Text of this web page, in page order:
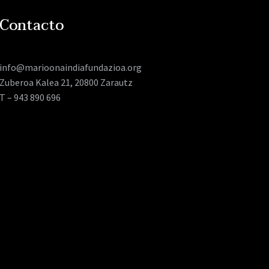
Contacto
info@marioonaindiafundazioa.org
Zuberoa Kalea 21, 20800 Zarautz
T – 943 890 696